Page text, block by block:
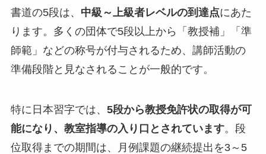
書道の5段は、 中級～上級者レベルの到達点にあた
ります。多くの団体で5段以上から「教授補」「準
師範」などの称号が付与されるため、講師活動の
準備段階と見なされることが一般的です。
特に日本習字では、 5段から教授免許状の取得が可
能になり、教室指導の入り口とされています。段
位取得までの期間は、月例課題の継続提出を3～5